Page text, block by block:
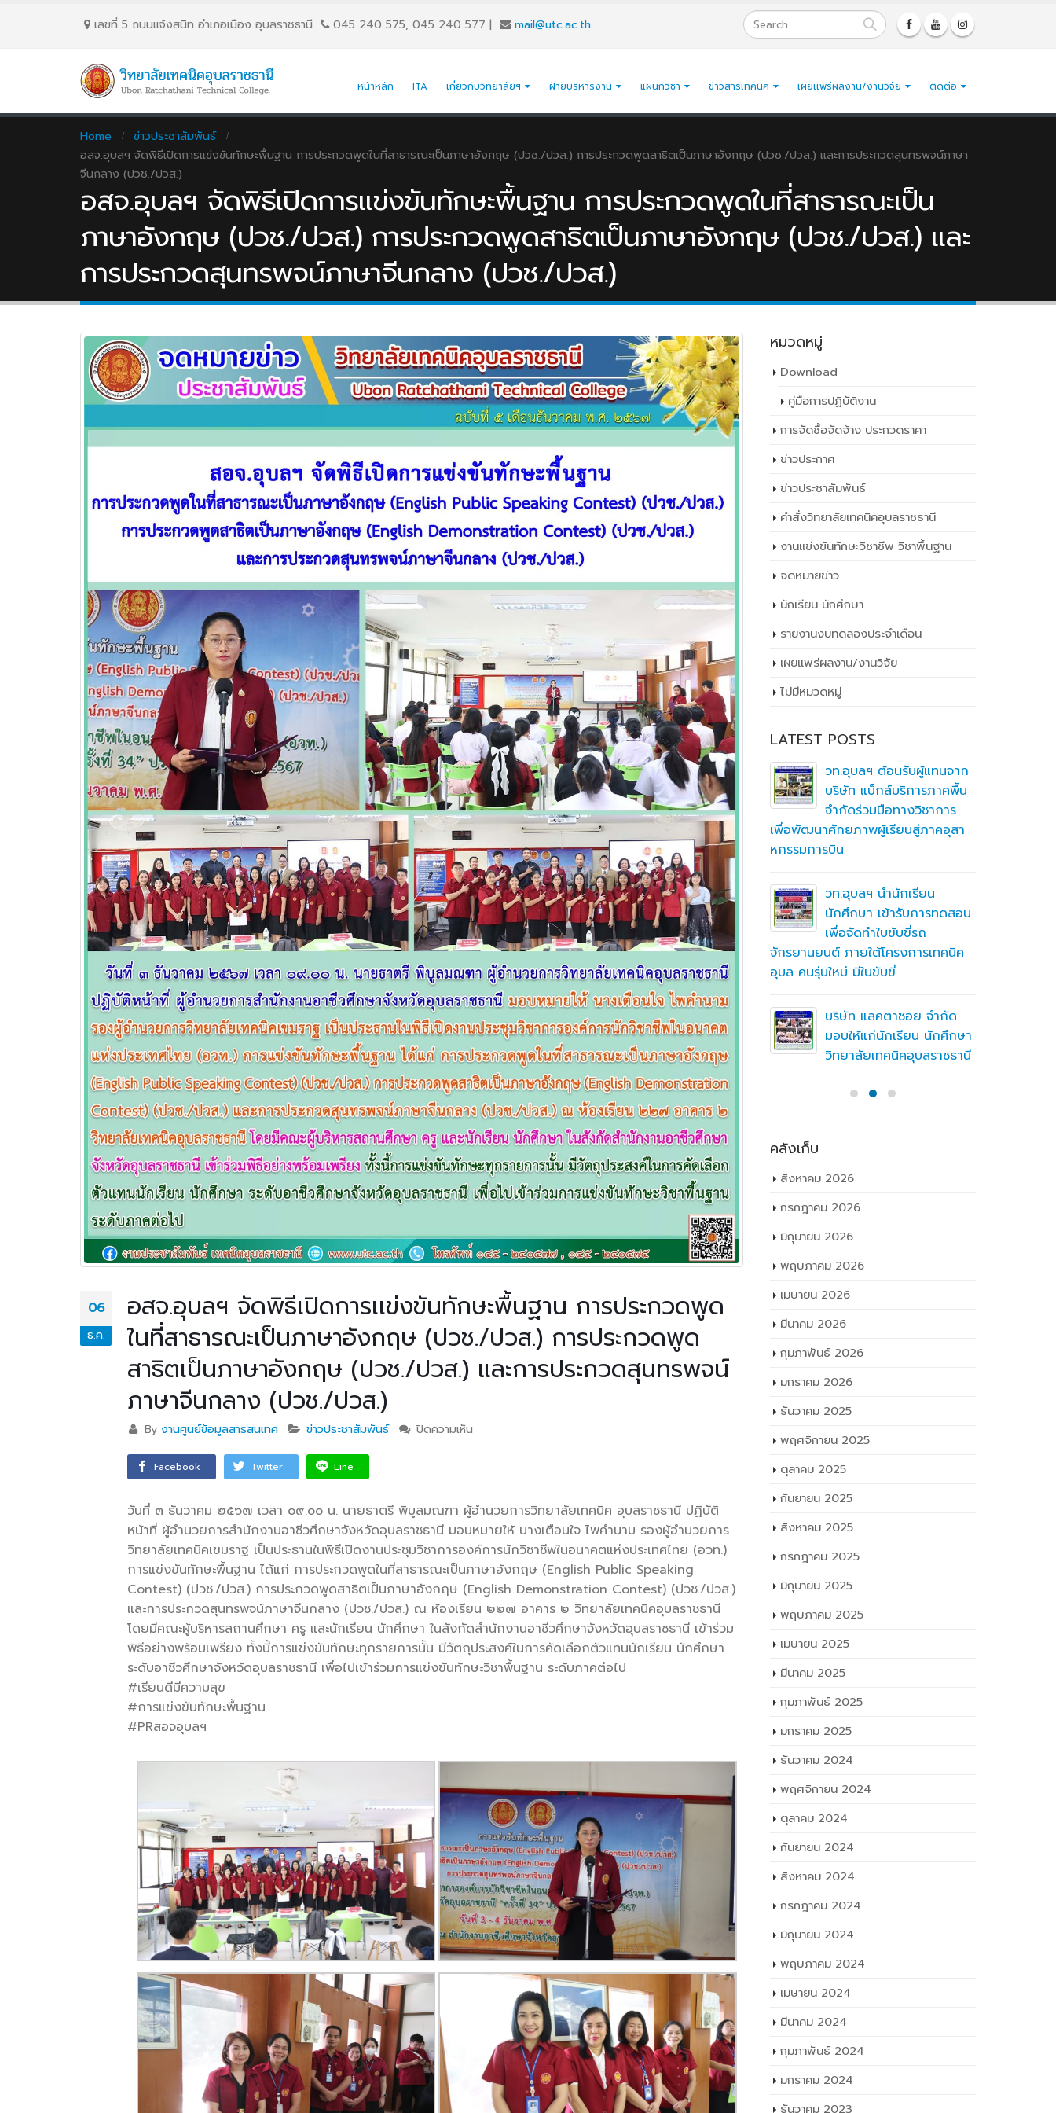
เลขที่ 5 ถนนเเจ้งสนิท อำเภอเมือง อุบลราชธานี 045 240 575, 045 240 577 | mail@utc.ac.th
หน้าหลัก ITA เกี่ยวกับวิทยาลัยฯ ฝ่ายบริหารงาน แผนกวิชา ข่าวสารเทคนิค เผยเเพร่ผลงาน/งานวิจัย ติดต่อ
Home
ข่าวประชาสัมพันธ์
อสจ.อุบลฯ จัดพิธีเปิดการเเข่งขันทักษะพื้นฐาน การประกวดพูดในที่สาธารณะเป็นภาษาอังกฤษ (ปวช./ปวส.) การประกวดพูดสาธิตเป็นภาษาอังกฤษ (ปวช./ปวส.) และการประกวดสุนทรพจน์ภาษา
จีนกลาง (ปวช./ปวส.)
อสจ.อุบลฯ จัดพิธีเปิดการเเข่งขันทักษะพื้นฐาน การประกวดพูดในที่สาธารณะเป็น
ภาษาอังกฤษ (ปวช./ปวส.) การประกวดพูดสาธิตเป็นภาษาอังกฤษ (ปวช./ปวส.) และ
การประกวดสุนทรพจน์ภาษาจีนกลาง (ปวช./ปวส.)
06
ธ.ค.
อสจ.อุบลฯ จัดพิธีเปิดการเเข่งขันทักษะพื้นฐาน การประกวดพูด
ในที่สาธารณะเป็นภาษาอังกฤษ (ปวช./ปวส.) การประกวดพูด
สาธิตเป็นภาษาอังกฤษ (ปวช./ปวส.) และการประกวดสุนทรพจน์
ภาษาจีนกลาง (ปวช./ปวส.)
Byงานศูนย์ข้อมูลสารสนเทศ ข่าวประชาสัมพันธ์ ปิดความเห็น
Facebook Twitter Line
วันที่ ๓ ธันวาคม ๒๕๖๗ เวลา ๐๙.๐๐ น. นายธาตรี พิบูลมณฑา ผู้อำนวยการวิทยาลัยเทคนิค อุบลราชธานี ปฏิบัติ
หน้าที่ ผู้อำนวยการสำนักงานอาชีวศึกษาจังหวัดอุบลราชธานี มอบหมายให้ นางเตือนใจ ไพคำนาม รองผู้อำนวยการ
วิทยาลัยเทคนิคเขมราฐ เป็นประธานในพิธีเปิดงานประชุมวิชาการองค์การนักวิชาชีพในอนาคตแห่งประเทศไทย (อวท.)
การแข่งขันทักษะพื้นฐาน ได้แก่ การประกวดพูดในที่สาธารณะเป็นภาษาอังกฤษ (English Public Speaking
Contest) (ปวช./ปวส.) การประกวดพูดสาธิตเป็นภาษาอังกฤษ (English Demonstration Contest) (ปวช./ปวส.)
และการประกวดสุนทรพจน์ภาษาจีนกลาง (ปวช./ปวส.) ณ ห้องเรียน ๒๒๗ อาคาร ๒ วิทยาลัยเทคนิคอุบลราชธานี
โดยมีคณะผู้บริหารสถานศึกษา ครู และนักเรียน นักศึกษา ในสังกัดสำนักงานอาชีวศึกษาจังหวัดอุบลราชธานี เข้าร่วม
พิธีอย่างพร้อมเพรียง ทั้งนี้การแข่งขันทักษะทุกรายการนั้น มีวัตถุประสงค์ในการคัดเลือกตัวแทนนักเรียน นักศึกษา
ระดับอาชีวศึกษาจังหวัดอุบลราชธานี เพื่อไปเข้าร่วมการแข่งขันทักษะวิชาพื้นฐาน ระดับภาคต่อไป
#เรียนดีมีความสุข
#การแข่งขันทักษะพื้นฐาน
#PRสอจอุบลฯ
หมวดหมู่
Download
คู่มือการปฏิบัติงาน
การจัดซื้อจัดจ้าง ประกวดราคา
ข่าวประกาศ
ข่าวประชาสัมพันธ์
คำสั่งวิทยาลัยเทคนิคอุบลราชธานี
งานแข่งขันทักษะวิชาชีพ วิชาพื้นฐาน
จดหมายข่าว
นักเรียน นักศึกษา
รายงานงบทดลองประจำเดือน
เผยเเพร่ผลงาน/งานวิจัย
ไม่มีหมวดหมู่
LATEST POSTS
วท.อุบลฯ ต้อนรับคณะ
กรรมการติดตามการ
ติดตามการดำเนินงานของ
สถานศึกษาในการขับเคลื่อนการจัดการ
อาชีวศึกษา ปีงบประมาณ พ.ศ. 2569
ประกาศวิทยาลัยเทคนิ
อุบลราชธานี การรับบุคคลเข้าศึกษาต่อ
ปีการศึกษา 2563 ประเภทโควตา
วท.อุบลฯ จัดประชุมเพื่อสร้าง
ความเข้าใจ เกี่ยวกับคู่มือ
Maintenance Training
Organisation Exposition (MTOE)
วท.อุบลฯ ลงนามบันทึกความ
เข้าใจร่วมมือ (MOU) ร่วมกับ
บริษัท ทีเจซี คอร์ปอเรชั่น
จำกัด เพื่อการเรียนการสอน
อาชีวศึกษา
วท.อุบลฯ ต้อนรับผู้แทนจาก
บริษัท แบ็กส์บริการภาคพื้น
จำกัดร่วมมือทางวิชาการ
เพื่อพัฒนาศักยภาพผู้เรียนสู่ภาคอุสา
หกรรมการบิน
วท.อุบลฯ นำนักเรียน
นักศึกษา เข้ารับการทดสอบ
เพื่อจัดทำใบขับขี่รถ
จักรยานยนต์ ภายใต้โครงการเทคนิค
อุบล คนรุ่นใหม่ มีใบขับขี่
บริษัท แลคตาซอย จำกัด
มอบให้แก่นักเรียน นักศึกษา
วิทยาลัยเทคนิคอุบลราชธานี
วท.อุบลฯ ต้อนรับคณะ
กรรมการติดตามการ
ติดตามการดำเนินงานของ
สถานศึกษาในการขับเคลื่อนการจัดการ
อาชีวศึกษา ปีงบประมาณ พ.ศ. 2569
คลังเก็บ
สิงหาคม 2026
มิถุนายน 2026
พฤษภาคม 2026
กุมภาพันธ์ 2026
มกราคม 2026
ธันวาคม 2025
พฤศจิกายน 2025
ตุลาคม 2025
กันยายน 2025
สิงหาคม 2025
กรกฎาคม 2025
มิถุนายน 2025
พฤษภาคม 2025
เมษายน 2025
มีนาคม 2025
กุมภาพันธ์ 2025
มกราคม 2025
ธันวาคม 2024
พฤศจิกายน 2024
ตุลาคม 2024
กันยายน 2024
สิงหาคม 2024
กรกฎาคม 2024
มิถุนายน 2024
พฤษภาคม 2024
เมษายน 2024
มีนาคม 2024
กุมภาพันธ์ 2024
มกราคม 2024
ธันวาคม 2023
พฤศจิกายน 2023
ตุลาคม 2023
กันยายน 2023
สิงหาคม 2023
กรกฎาคม 2023
มิถุนายน 2023
พฤษภาคม 2023